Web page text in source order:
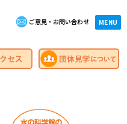
ご意見・お問い合わせ MENU
×close